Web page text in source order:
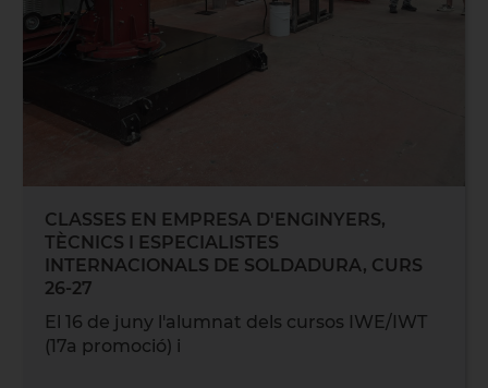
CLASSES EN EMPRESA D'ENGINYERS,
TÈCNICS I ESPECIALISTES
INTERNACIONALS DE SOLDADURA, CURS
26-27
El 16 de juny l'alumnat dels cursos IWE/IWT
(17a promoció) i